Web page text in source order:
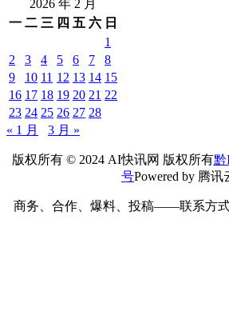
2026 年 2 月
一 二 三 四 五 六 日
1
2
3 4 5 6 7
8
9
10 11 12 13 14 15
16 17 18 19 20 21 22
23 24 25 26 27 28
« 1 月
3 月 »
版权所有 © 2024 AI快讯网 版权所有黔
号Powered by 腾讯
商务、合作、爆料、投稿——联系方